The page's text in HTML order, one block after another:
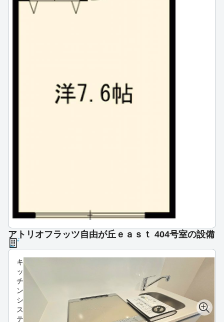
アトリオフラッツ自由が丘ｅａｓｔ 404号室の設備
キ
ッ
チ
ン
シ
ス
テ